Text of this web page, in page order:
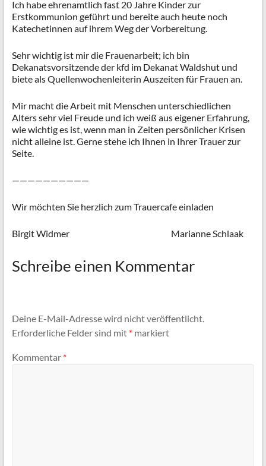
Ich habe ehrenamtlich fast 20 Jahre Kinder zur
Erstkommunion geführt und bereite auch heute noch
Katechetinnen auf ihrem Weg der Vorbereitung.
Sehr wichtig ist mir die Frauenarbeit; ich bin
Dekanatsvorsitzende der kfd im Dekanat Waldshut und
biete als Quellenwochenleiterin Auszeiten für Frauen an.
Mir macht die Arbeit mit Menschen unterschiedlichen
Alters sehr viel Freude und ich weiß aus eigener Erfahrung,
wie wichtig es ist, wenn man in Zeiten persönlicher Krisen
nicht alleine ist. Gerne stehe ich Ihnen in Ihrer Trauer zur
Seite.
——————————
Wir möchten Sie herzlich zum Trauercafe einladen
Birgit Widmer Marianne Schlaak
Schreibe einen Kommentar
Deine E-Mail-Adresse wird nicht veröffentlicht.
Erforderliche Felder sind mit *markiert
Kommentar *